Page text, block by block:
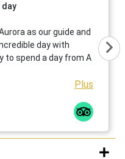
day
as our guide and
day with
to spend a day from A
Plus